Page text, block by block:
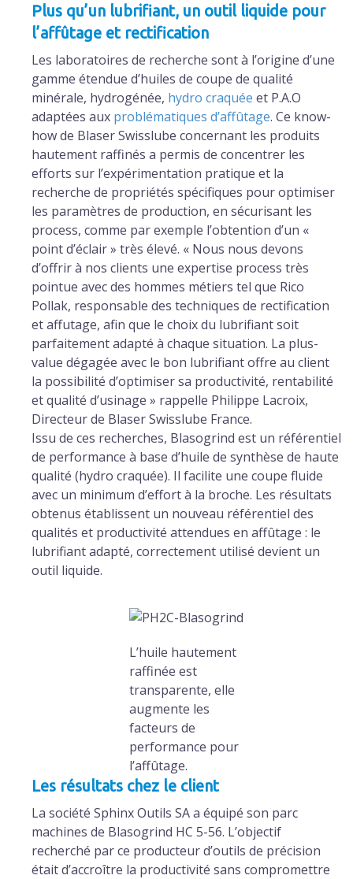
Plus qu’un lubrifiant, un outil liquide pour
l’affûtage et rectification
Les laboratoires de recherche sont à l’origine d’une
gamme étendue d’huiles de coupe de qualité
minérale, hydrogénée, hydro craquée et P.A.O
adaptées aux problématiques d’affûtage. Ce know-
how de Blaser Swisslube concernant les produits
hautement raffinés a permis de concentrer les
efforts sur l’expérimentation pratique et la
recherche de propriétés spécifiques pour optimiser
les paramètres de production, en sécurisant les
process, comme par exemple l’obtention d’un «
point d’éclair » très élevé. « Nous nous devons
d’offrir à nos clients une expertise process très
pointue avec des hommes métiers tel que Rico
Pollak, responsable des techniques de rectification
et affutage, afin que le choix du lubrifiant soit
parfaitement adapté à chaque situation. La plus-
value dégagée avec le bon lubrifiant offre au client
la possibilité d’optimiser sa productivité, rentabilité
et qualité d’usinage » rappelle Philippe Lacroix,
Directeur de Blaser Swisslube France.
Issu de ces recherches, Blasogrind est un référentiel
de performance à base d’huile de synthèse de haute
qualité (hydro craquée). Il facilite une coupe fluide
avec un minimum d’effort à la broche. Les résultats
obtenus établissent un nouveau référentiel des
qualités et productivité attendues en affûtage : le
lubrifiant adapté, correctement utilisé devient un
outil liquide.
L’huile hautement
raffinée est
transparente, elle
augmente les
facteurs de
performance pour
l’affûtage.
Les résultats chez le client
La société Sphinx Outils SA a équipé son parc
machines de Blasogrind HC 5-56. L’objectif
recherché par ce producteur d’outils de précision
était d’accroître la productivité sans compromettre